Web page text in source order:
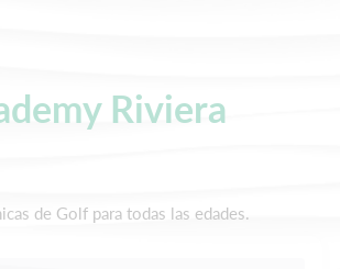
Riviera
de Golf para todas las edades.